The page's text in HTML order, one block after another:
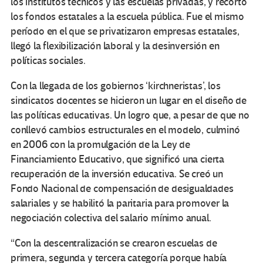
los fondos estatales a la escuela pública. Fue el mismo
período en el que se privatizaron empresas estatales,
llegó la flexibilización laboral y la desinversión en
políticas sociales.
Con la llegada de los gobiernos ‘kirchneristas’, los
sindicatos docentes se hicieron un lugar en el diseño de
las políticas educativas. Un logro que, a pesar de que no
conllevó cambios estructurales en el modelo, culminó
en 2006 con la promulgación de la Ley de
Financiamiento Educativo, que significó una cierta
recuperación de la inversión educativa. Se creó un
Fondo Nacional de compensación de desigualdades
salariales y se habilitó la paritaria para promover la
negociación colectiva del salario mínimo anual.
“Con la descentralización se crearon escuelas de
primera, segunda y tercera categoría porque había